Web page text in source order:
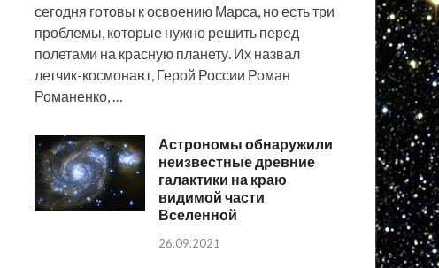
сегодня готовы к освоению Марса, но есть три
проблемы, которые нужно решить перед
полетами на красную планету. Их назвал
летчик-космонавт, Герой России Роман
Романенко, …
Астрономы обнаружили
неизвестные древние
галактики на краю
видимой части
Вселенной
26.09.2021